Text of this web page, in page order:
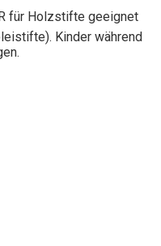
für Holzstifte geeignet
Kinder während